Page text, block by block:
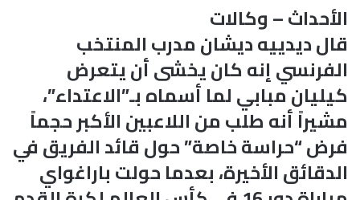
الأحداث – وكالات
قال ديدييه ديشان مدرب المنتخب
الفرنسي إنه كان يخشى أن يتعرض
كيليان مبابي لما أسماه بـ”الاعتداء”،
مشيراً أنه طلب من اللاعبين الأكبر حجماً
فرض “حراسة خاصة” حول قائد الفريق في
الدقائق الأخيرة، بعدما حولت باراغواي